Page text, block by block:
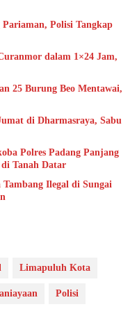
Polisi Tangkap
dalam 1×24 Jam,
25 Burung Beo Mentawai,
di Dharmasraya, Sabu
Polres Padang Panjang
Tanah Datar
Ilegal di Sungai
Limapuluh Kota
Polisi